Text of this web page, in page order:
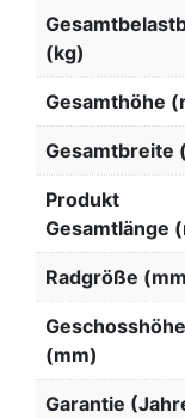
(kg)
Gesamthöhe
Gesamtbreite
Produkt
Gesamtlänge
Radgröße
(mm)
Garantie